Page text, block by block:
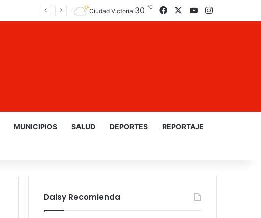
Ciudad Victoria 30 ℃ Facebook YouTube
MUNICIPIOS SALUD DEPORTES REPORTAJE
Daisy Recomienda